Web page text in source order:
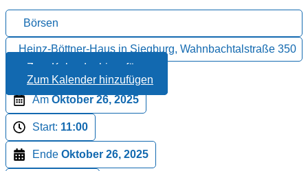
Börsen
Heinz-Böttner-Haus in Siegburg, Wahnbachtalstraße 350
Zum Kalender hinzufügen
Zum Kalender hinzufügen
Am Oktober 26, 2025
Start: 11:00
Ende Oktober 26, 2025